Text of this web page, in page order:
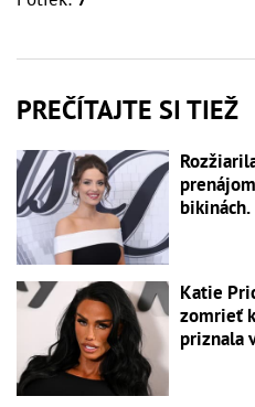
PREČÍTAJTE SI TIEŽ
bikinách.
Katie
zomrieť
priznala